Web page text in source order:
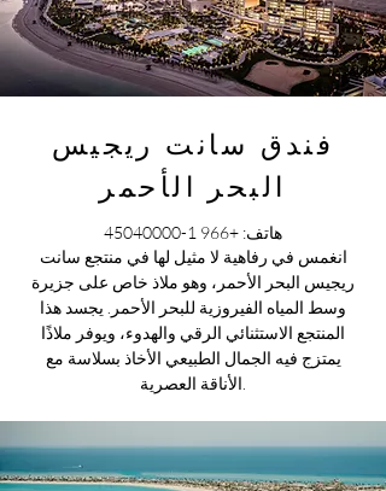
فندق سانت ريجيس
البحر الأحمر
هاتف: +966 1-45040000
انغمس في رفاهية لا مثيل لها في منتجع سانت
ريجيس البحر الأحمر، وهو ملاذ خاص على جزيرة
وسط المياه الفيروزية للبحر الأحمر. يجسد هذا
المنتجع الاستثنائي الرقي والهدوء، ويوفر ملاذًا
يمتزج فيه الجمال الطبيعي الأخاذ بسلاسة مع